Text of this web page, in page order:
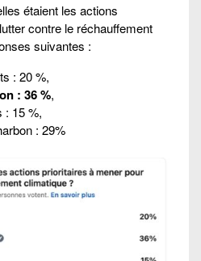
étaient les actions
contre le réchauffement
suivantes :
: 20 %,
: 36 %,
: 15 %,
: 29%